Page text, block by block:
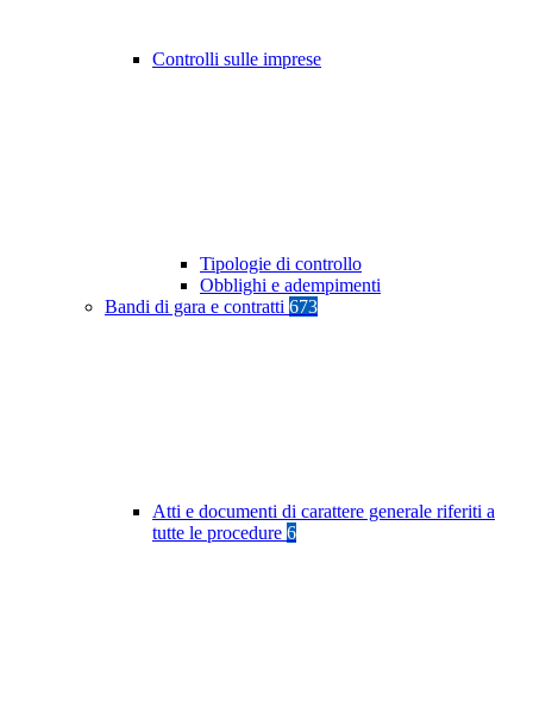
Controlli sulle imprese
Tipologie di controllo
Obblighi e adempimenti
Bandi di gara e contratti 673
Atti e documenti di carattere generale riferiti a
tutte le procedure 6